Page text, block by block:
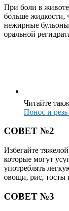
При боли в животе
больше жидкости,
нежирные
оральной
Читайте
Понос и
СОВЕТ №2
Избегайте
которые могут
употреблять
овощи, рис, тосты
СОВЕТ №3